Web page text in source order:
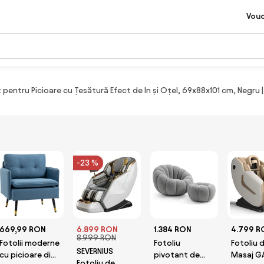
Picioare cu Țesătură Efect de In și Oțel, 69x88x101 cm, Negru
669,99 RON
Fotolii moderne
cu picioare din
-23 %
6.899 RON
8.999 RON
SEVERNIUS
1.384 RON
Fotoliu
pivotant de
4.799
Fotoliu
Masaj